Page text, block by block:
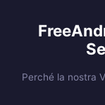
Perché la nostra